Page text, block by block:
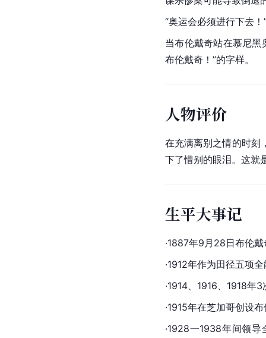
“奥运会必须进行下去
当布伦戴奇站在慕尼黑
布伦戴奇！”的字样。
人物评价
在充满离别之情的时刻
下了惜别的眼泪。这就
生平大事记
·1887年9月28日布伦
·1912年作为田径五项
·1914、1916、1918年
·1915年在芝加哥创设
·1928一1938年间领